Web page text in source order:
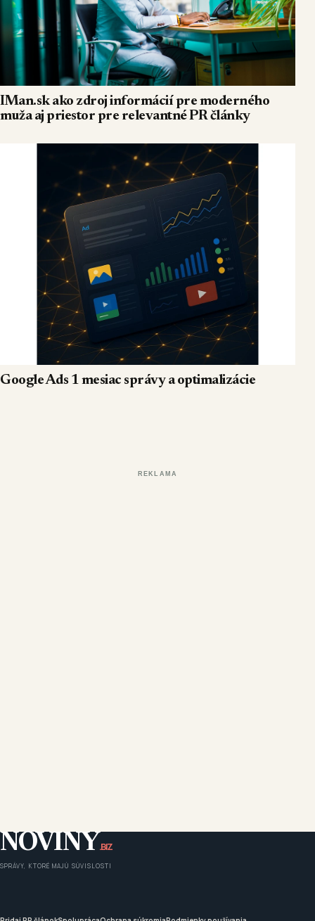
IMan.sk ako zdroj informácií pre moderného
muža aj priestor pre relevantné PR články
Google Ads 1 mesiac správy a optimalizácie
REKLAMA
NOVINY.BIZ
SPRÁVY, KTORÉ MAJÚ SÚVISLOSTI